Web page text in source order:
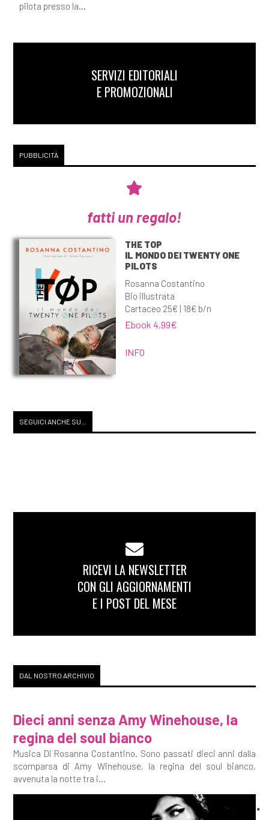
pilota presso la...
SERVIZI EDITORIALI
E PROMOZIONALI
PUBBLICITÀ
fatti un regalo!
THE TOP
IL MONDO DEI TWENTY ONE
PILOTS
Rosanna Costantino
Bio illustrata
Cartaceo 25€ | 18€ b/n
Ebook 4,99€
INFO
SEGUICI ANCHE SU...
RICEVI LA NEWSLETTER
CON GLI AGGIORNAMENTI
E I POST DEL MESE
DAL NOSTRO ARCHIVIO
Dieci anni senza Amy Winehouse, la
regina del soul bianco
Musica Di Rosanna Costantino. Sono passati dieci anni dalla
scomparsa di Amy Winehouse, la regina del soul bianco,
avvenuta la notte tra i...